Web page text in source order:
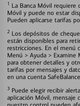
1 La Banca Móvil requiere
Móvil y puede no estar
Pueden aplicarse tarifas
2 Los depósitos de
están disponibles para
restricciones. En el menú
Menú > Ayuda > Examine
para obtener detalles y
tarifas por mensajes y
en una cuenta
3 Puede elegir recibir
aplicación Móvil, mensaje